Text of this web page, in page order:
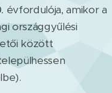
évfordulója, amikor a
országgyűlési
között